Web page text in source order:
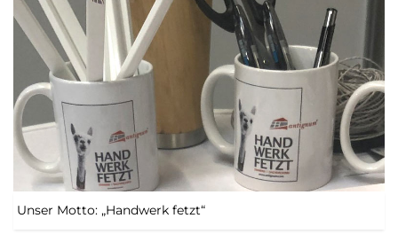
Unser Motto: „Handwerk fetzt“